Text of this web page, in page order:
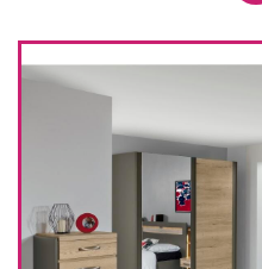
décoration